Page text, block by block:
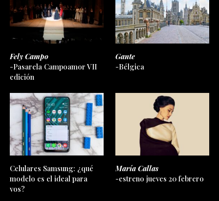
Fely Campo
-Pasarela Campoamor VII
edición
Gante
-Bélgica
Celulares Samsung: ¿qué
modelo es el ideal para
vos?
María Callas
-estreno jueves 20 febrero